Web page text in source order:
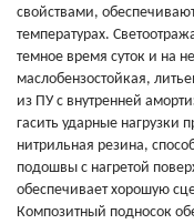
свойствами,
температурах.
темное время суток и на
маслобензостойкая,
из ПУ с внутренней
гасить ударные нагрузки
нитрильная резина,
подошвы с нагретой
обеспечивает хорошую
Композитный подносок